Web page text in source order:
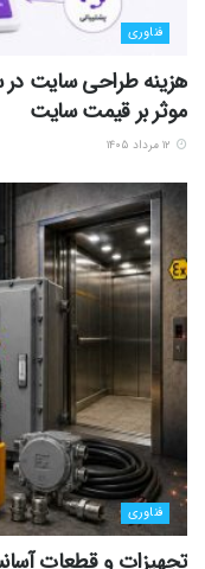
فناوری
موثر بر قیمت سایت
فناوری